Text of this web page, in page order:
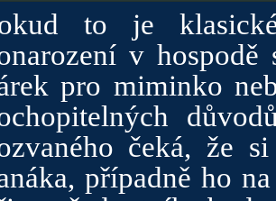
to je
v hospodě
pro miminko
čeká, že
případně ho